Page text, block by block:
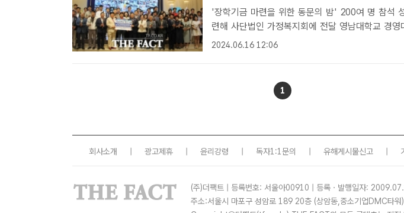
'장학기금 마련을 위한 동문의 밤' 200여 명 참석
련해 사단법인 가정복지회에 전달 영남대학교 경영대학원 총동창회는 지난
14일 열린 '장학기금 마련을 위한 동문의 밤' 행사
2024.06.16 12:06
1
회사소개 광고제휴 윤리강령 독자1:1문의 유해게시물신고
(주)더팩트 | 등록번호: 서울아00910 | 등록ㆍ발행일자:
주소:서울시 마포구 성암로 189 20층 (상암동,중소기업DMC타